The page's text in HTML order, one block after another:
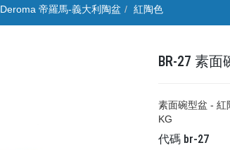
Deroma 帝羅馬-義大利陶盆 紅陶色
BR-27 素
素面碗型盆 - 紅
KG
代碼 br-27